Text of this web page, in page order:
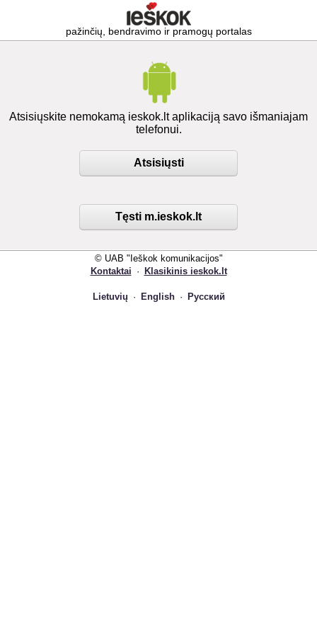
pažinčių, bendravimo ir pramogų portalas
Atsisiųskite nemokamą ieskok.lt aplikaciją savo išmaniajam
telefonui.
Atsisiųsti
Tęsti m.ieskok.lt
© UAB "Ieškok komunikacijos"
Kontaktai · Klasikinis ieskok.lt
Lietuvių · English · Русский